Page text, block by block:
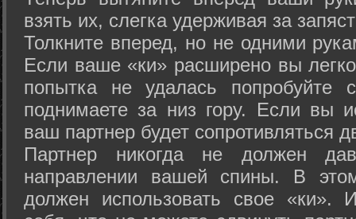
взять их, слегка удерживая за
Толкните вперед, но не одними
Если ваше «ки» расширено вы
попытка не удалась попробуйте
поднимаете за низ гору. Если вы
ваш партнер будет сопротивляться
Партнер никогда не должен
направлении вашей спины. В
должен использовать свое «ки».